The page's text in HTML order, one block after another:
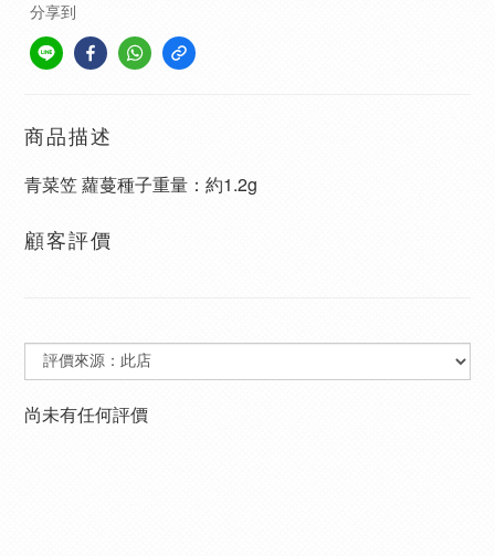
分享到
商品描述
青菜笠 蘿蔓種子重量：約1.2g
顧客評價
尚未有任何評價